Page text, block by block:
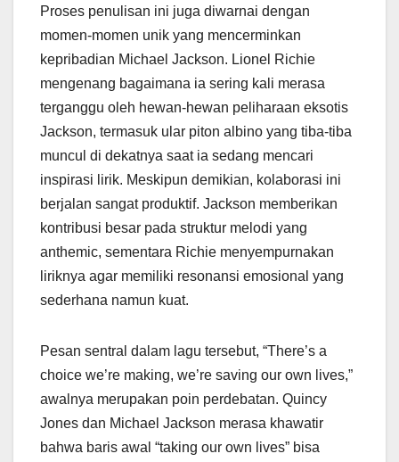
Proses penulisan ini juga diwarnai dengan
momen-momen unik yang mencerminkan
kepribadian Michael Jackson. Lionel Richie
mengenang bagaimana ia sering kali merasa
terganggu oleh hewan-hewan peliharaan eksotis
Jackson, termasuk ular piton albino yang tiba-tiba
muncul di dekatnya saat ia sedang mencari
inspirasi lirik. Meskipun demikian, kolaborasi ini
berjalan sangat produktif. Jackson memberikan
kontribusi besar pada struktur melodi yang
anthemic, sementara Richie menyempurnakan
liriknya agar memiliki resonansi emosional yang
sederhana namun kuat.
Pesan sentral dalam lagu tersebut, “There’s a
choice we’re making, we’re saving our own lives,”
awalnya merupakan poin perdebatan. Quincy
Jones dan Michael Jackson merasa khawatir
bahwa baris awal “taking our own lives” bisa